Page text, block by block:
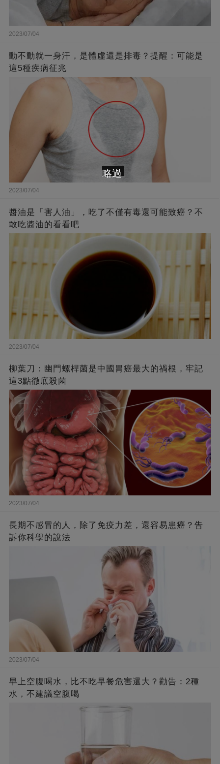
2023/07/04
動不動就一身汗，是體虛還是排毒？提醒：可能是
這5種疾病征兆
2023/07/04
醬油是「害人油」，吃了不僅有毒還可能致癌？不
敢吃醬油的看看吧
2023/07/04
柳葉刀：幽門螺桿菌是中國胃癌最大的禍根，牢記
這3點徹底殺菌
2023/07/04
長期不感冒的人，除了免疫力差，還容易患癌？告
訴你科學的說法
2023/07/04
早上空腹喝水，比不吃早餐危害還大？勸告：2種
水，不建議空腹喝
略過